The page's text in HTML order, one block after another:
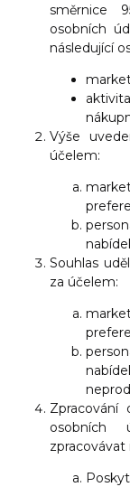
směrnice
osobních
následující
Výše
účelem:
Souhlas
za účelem:
Zpracování
osobních